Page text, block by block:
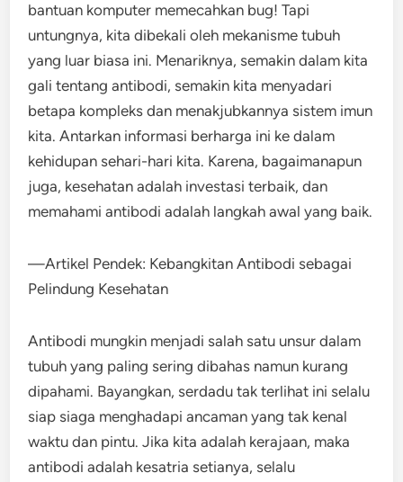
bantuan komputer memecahkan bug! Tapi
untungnya, kita dibekali oleh mekanisme tubuh
yang luar biasa ini. Menariknya, semakin dalam kita
gali tentang antibodi, semakin kita menyadari
betapa kompleks dan menakjubkannya sistem imun
kita. Antarkan informasi berharga ini ke dalam
kehidupan sehari-hari kita. Karena, bagaimanapun
juga, kesehatan adalah investasi terbaik, dan
memahami antibodi adalah langkah awal yang baik.
—Artikel Pendek: Kebangkitan Antibodi sebagai
Pelindung Kesehatan
Antibodi mungkin menjadi salah satu unsur dalam
tubuh yang paling sering dibahas namun kurang
dipahami. Bayangkan, serdadu tak terlihat ini selalu
siap siaga menghadapi ancaman yang tak kenal
waktu dan pintu. Jika kita adalah kerajaan, maka
antibodi adalah kesatria setianya, selalu